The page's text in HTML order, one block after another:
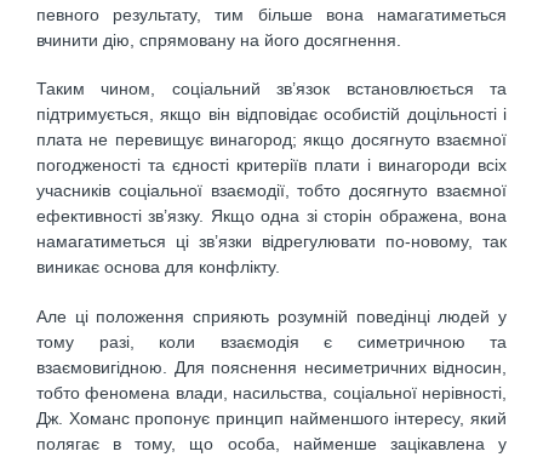
певного результату, тим більше вона намагатиметься
вчинити дію, спрямовану на його досягнення.
Таким чином, соціальний зв’язок встановлюється та
підтримується, якщо він відповідає особистій доцільності і
плата не перевищує винагород; якщо досягнуто взаємної
пого­дженості та єдності критеріїв плати і винагороди всіх
учасників соціальної взаємодії, тобто досягнуто взаємної
ефективності зв’язку. Якщо одна зі сторін ображена, вона
намагати­меться ці зв’язки відрегулювати по-новому, так
виникає основа для конфлікту.
Але ці положення сприяють розумній поведінці людей у
тому разі, коли взаємодія є симетричною та
взаємовигідною. Для пояснення несиметричних відносин,
тобто феномена влади, насильства, соціальної нерівності,
Дж. Хоманс пропонує принцип найменшого інтересу, який
полягає в тому, що особа, найменше зацікавлена у